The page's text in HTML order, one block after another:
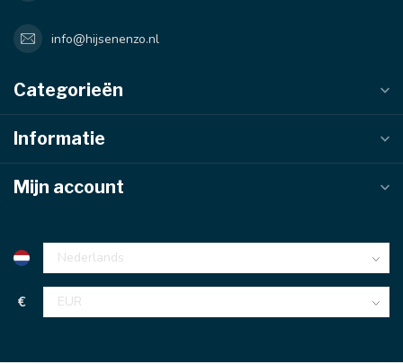
info@hijsenenzo.nl
Categorieën
Informatie
Mijn account
€